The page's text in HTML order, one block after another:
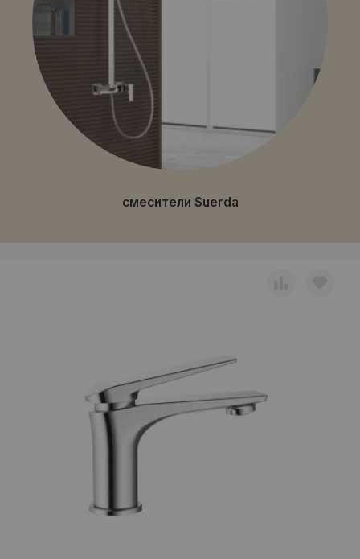
смесители Suerda